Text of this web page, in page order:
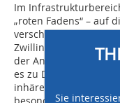
Im
„roten Fadens“ – auf
verschiedenen Arten
Zwilling für
der Anlage erfasst
es zu Datenverlusten
inhärenten
Sie